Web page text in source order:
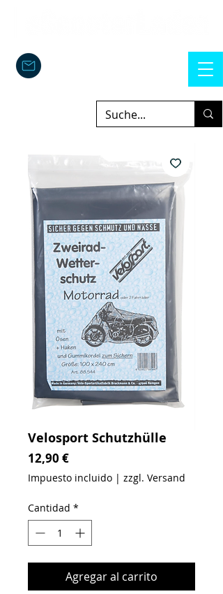
Velosport Schutzhülle
12,90 €Precio
Impuesto incluido | zzgl. Versand
Cantidad *
Agregar al carrito